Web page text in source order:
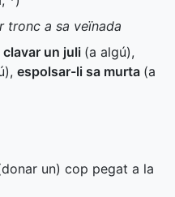
tronc a sa veïnada
clavar un juli (a algú),
, espolsar-li sa murta (a
un) cop pegat a la